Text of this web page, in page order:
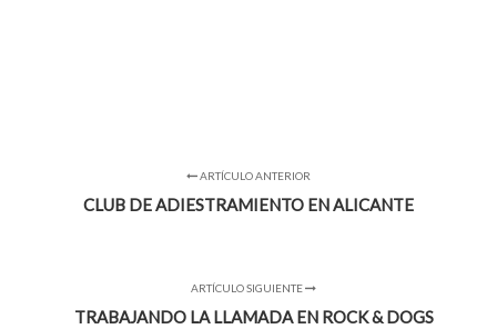
ARTÍCULO ANTERIOR
CLUB DE ADIESTRAMIENTO EN ALICANTE
ARTÍCULO SIGUIENTE
TRABAJANDO LA LLAMADA EN ROCK & DOGS